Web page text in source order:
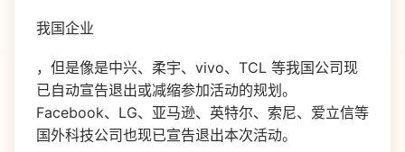
我国企业
，但是像是中兴、柔宇、vivo、TCL 等我国公司现
已自动宣告退出或减缩参加活动的规划。
Facebook、LG、亚马逊、英特尔、索尼、爱立信等
国外科技公司也现已宣告退出本次活动。